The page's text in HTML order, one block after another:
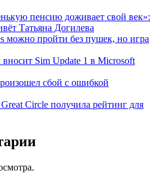
пенсию доживает свой век»:
Татьяна Догилева
можно пройти без пушек, но игра
Sim Update 1 в Microsoft
сбой с ошибкой
Circle получила рейтинг для